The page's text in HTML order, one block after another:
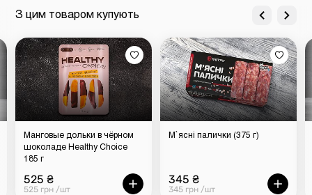
З цим товаром купують
Манговые дольки в чёрном
шоколаде Healthy Choice
185 г
525 ₴
525 грн /шт
М`ясні палички (375 г)
345 ₴
345 грн /шт